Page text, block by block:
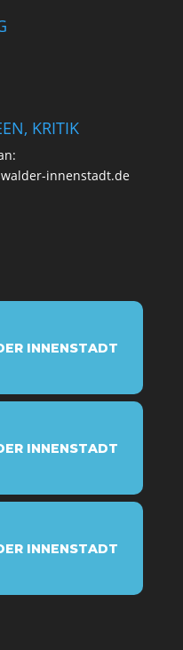
KRITIK
innenstadt.de
INNENSTADT
INNENSTADT
INNENSTADT